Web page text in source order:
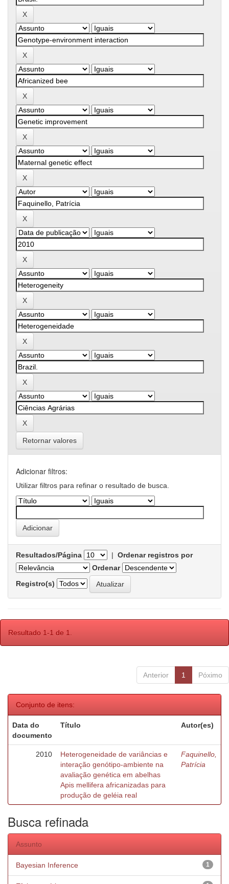
Retornar valores
Adicionar filtros:
Utilizar filtros para refinar o resultado de busca.
Resultados/Página | Ordenar registros por
Ordenar
Registro(s)
Resultado 1-1 de 1.
Anterior 1 Póximo
Conjunto de itens:
Data do
documento
Título Autor(es)
2010
Heterogeneidade de variâncias e
interação genótipo-ambiente na
avaliação genética em abelhas
Apis mellifera africanizadas para
produção de geléia real
Faquinello,
Patrícia
Busca refinada
Assunto
1
Bayesian Inference